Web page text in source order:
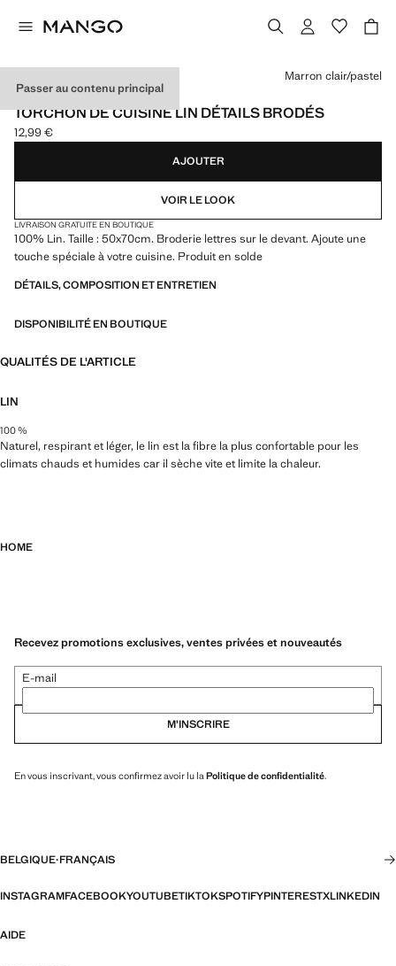
Passer au contenu principal
MADE IN EUROPE
TORCHON DE CUISINE LIN DÉTAILS BRODÉS
Prix actuel [12,99 € ]
12,99 €
Choisissez une couleur
Marron clair/pastel
AJOUTER
VOIR LE LOOK
LIVRAISON GRATUITE EN BOUTIQUE
100% Lin. Taille : 50x70cm. Broderie lettres sur le devant. Ajoute une
touche spéciale à votre cuisine. Produit en solde
DÉTAILS, COMPOSITION ET ENTRETIEN
DISPONIBILITÉ EN BOUTIQUE
QUALITÉS DE L'ARTICLE
LIN
100 %
Naturel, respirant et léger, le lin est la fibre la plus confortable pour les
climats chauds et humides car il sèche vite et limite la chaleur.
HOME
Recevez promotions exclusives, ventes privées et nouveautés
E-mail
M’INSCRIRE
En vous inscrivant, vous confirmez avoir lu laPolitique de confidentialité.
BELGIQUE·FRANÇAIS
INSTAGRAMFACEBOOKYOUTUBETIKTOKSPOTIFYPINTERESTXLINKEDIN
AIDE